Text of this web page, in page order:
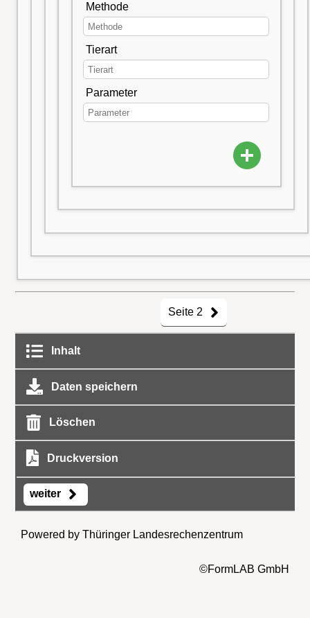
Methode
Tierart
Parameter
Seite 2
Inhalt
Daten speichern
Löschen
Druckversion
weiter
Powered by Thüringer Landesrechenzentrum
©FormLAB GmbH